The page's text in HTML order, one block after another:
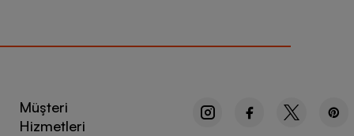
Müşteri
Hizmetleri